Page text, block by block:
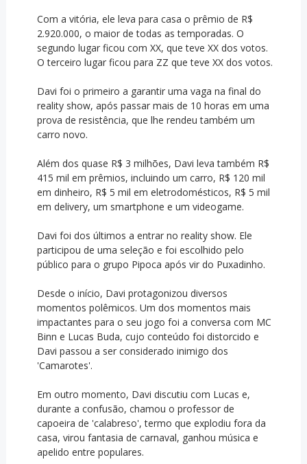
Com a vitória, ele leva para casa o prêmio de R$
2.920.000, o maior de todas as temporadas. O
segundo lugar ficou com XX, que teve XX dos votos.
O terceiro lugar ficou para ZZ que teve XX dos votos.
Davi foi o primeiro a garantir uma vaga na final do
reality show, após passar mais de 10 horas em uma
prova de resistência, que lhe rendeu também um
carro novo.
Além dos quase R$ 3 milhões, Davi leva também R$
415 mil em prêmios, incluindo um carro, R$ 120 mil
em dinheiro, R$ 5 mil em eletrodomésticos, R$ 5 mil
em delivery, um smartphone e um videogame.
Davi foi dos últimos a entrar no reality show. Ele
participou de uma seleção e foi escolhido pelo
público para o grupo Pipoca após vir do Puxadinho.
Desde o início, Davi protagonizou diversos
momentos polêmicos. Um dos momentos mais
impactantes para o seu jogo foi a conversa com MC
Binn e Lucas Buda, cujo conteúdo foi distorcido e
Davi passou a ser considerado inimigo dos
'Camarotes'.
Em outro momento, Davi discutiu com Lucas e,
durante a confusão, chamou o professor de
capoeira de 'calabreso', termo que explodiu fora da
casa, virou fantasia de carnaval, ganhou música e
apelido entre populares.